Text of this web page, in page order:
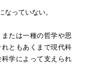
っていない。
たは一種の哲学や思
ともあくまで現代科
学によって支えられ